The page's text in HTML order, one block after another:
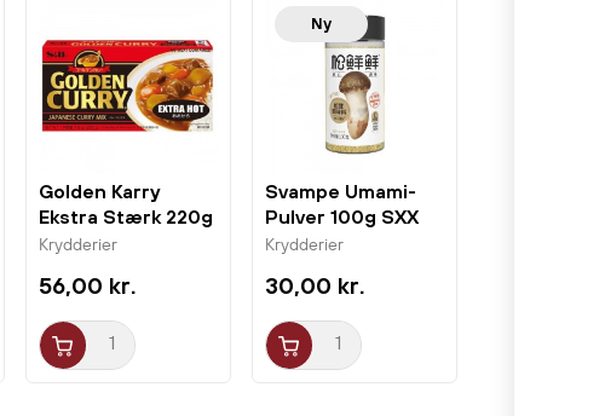
Golden Karry
Ekstra Stærk 220g
S&B
Krydderier
56,00 kr.
Ny
Svampe Umami-
Pulver 100g SXX
Krydderier
30,00 kr.